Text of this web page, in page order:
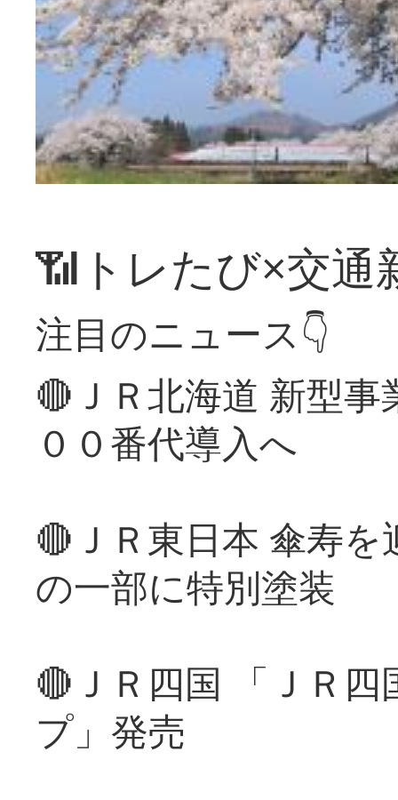
📶トレたび×交通
注目のニュース👇
🔴ＪＲ北海道 新型
００番代導入へ
🔴ＪＲ東日本 傘寿
の一部に特別塗装
🔴ＪＲ四国 「ＪＲ
プ」発売